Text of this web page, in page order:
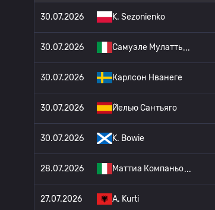
30.07.2026 K. Sezonienko
30.07.2026 Самуэле Мулатть
30.07.2026 Карлсон Нванеге
30.07.2026 Йелью Сантьяго
30.07.2026 K. Bowie
28.07.2026 Маттиа Компаньо
27.07.2026 A. Kurti